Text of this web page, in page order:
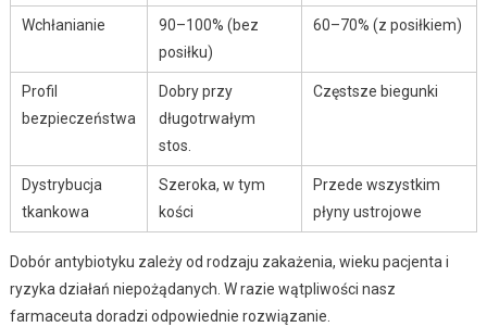
Wchłanianie
90–100% (bez
posiłku)
60–70% (z posiłkiem)
Profil
bezpieczeństwa
Dobry przy
długotrwałym
stos.
Częstsze biegunki
Dystrybucja
tkankowa
Szeroka, w tym
kości
Przede wszystkim
płyny ustrojowe
Dobór antybiotyku zależy od rodzaju zakażenia, wieku pacjenta i
ryzyka działań niepożądanych. W razie wątpliwości nasz
farmaceuta doradzi odpowiednie rozwiązanie.